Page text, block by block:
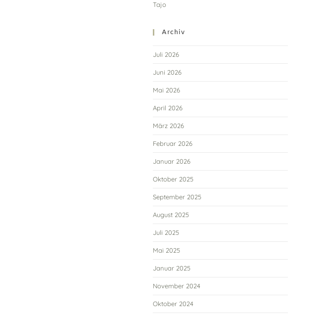
Archiv
Juli 2026
Juni 2026
Mai 2026
April 2026
März 2026
Februar 2026
Januar 2026
Oktober 2025
September 2025
August 2025
Juli 2025
Mai 2025
Januar 2025
November 2024
Oktober 2024